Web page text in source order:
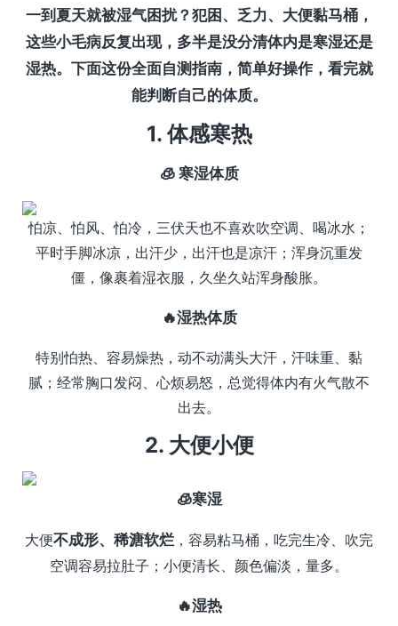
一到夏天就被湿气困扰？犯困、乏力、大便黏马桶，
这些小毛病反复出现，多半是没分清体内是寒湿还是
湿热。下面这份全面自测指南，简单好操作，看完就
能判断自己的体质。
1. 体感寒热
🧊 寒湿体质
怕凉、怕风、怕冷，三伏天也不喜欢吹空调、喝冰水；
平时手脚冰凉，出汗少，出汗也是凉汗；浑身沉重发
僵，像裹着湿衣服，久坐久站浑身酸胀。
🔥湿热体质
特别怕热、容易燥热，动不动满头大汗，汗味重、黏
腻；经常胸口发闷、心烦易怒，总觉得体内有火气散不
出去。
2. 大便小便
🧊寒湿
大便不成形、稀溏软烂 ，容易粘马桶，吃完生冷、吹完
空调容易拉肚子；小便清长、颜色偏淡，量多。
🔥湿热